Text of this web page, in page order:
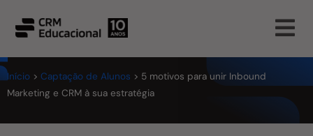
Início > Captação de Alunos > 5 motivos para unir Inbound
Marketing e CRM à sua estratégia